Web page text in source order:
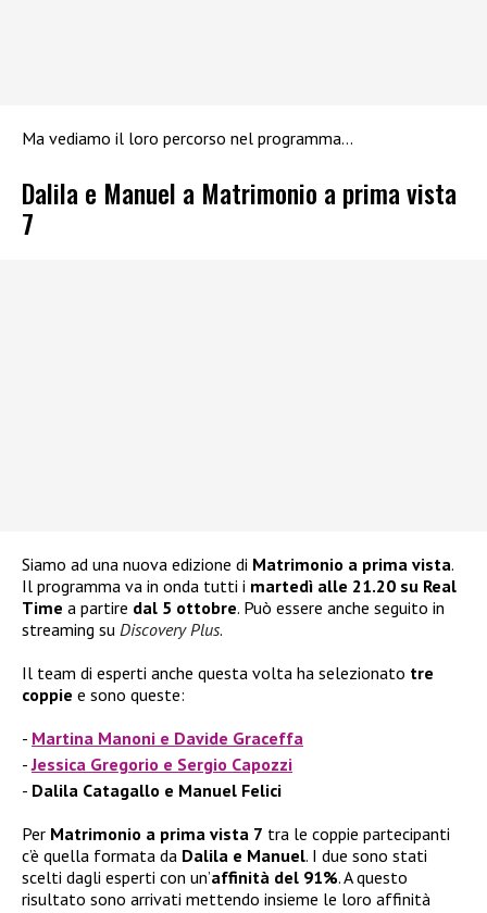
Ma vediamo il loro percorso nel programma…
Dalila e Manuel a Matrimonio a prima vista
7
Siamo ad una nuova edizione di Matrimonio a prima vista.
Il programma va in onda tutti i martedì alle 21.20 su Real
Time a partire dal 5 ottobre. Può essere anche seguito in
streaming su Discovery Plus.
Il team di esperti anche questa volta ha selezionato tre
coppie e sono queste:
Martina Manoni e Davide Graceffa
Jessica Gregorio e Sergio Capozzi
Dalila Catagallo e Manuel Felici
Per Matrimonio a prima vista 7 tra le coppie partecipanti
c’è quella formata da Dalila e Manuel. I due sono stati
scelti dagli esperti con un’affinità del 91%. A questo
risultato sono arrivati mettendo insieme le loro affinità